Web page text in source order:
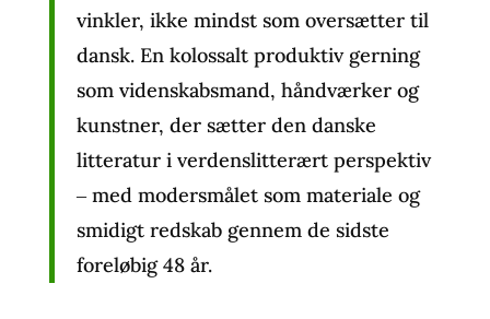
vinkler, ikke mindst som oversætter til
dansk. En kolossalt produktiv gerning
som videnskabsmand, håndværker og
kunstner, der sætter den danske
litteratur i verdenslitterært perspektiv
‒ med modersmålet som materiale og
smidigt redskab gennem de sidste
foreløbig 48 år.